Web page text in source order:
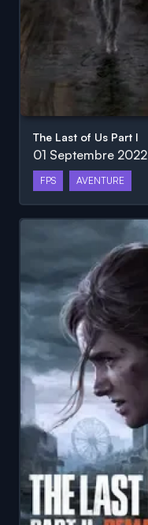
The Last of Us Part I
01 Septembre 2022
FPS AVENTURE